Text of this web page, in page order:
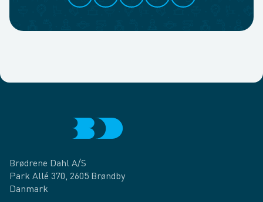
Brødrene Dahl A/S
Park Allé 370, 2605 Brøndby
Danmark